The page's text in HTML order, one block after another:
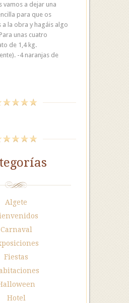
vamos a dejar una
para que os
a la obra y hagáis algo
unas cuatro
de 1,4 kg.
-4 naranjas de
Algete
Carnaval
Fiestas
Hotel